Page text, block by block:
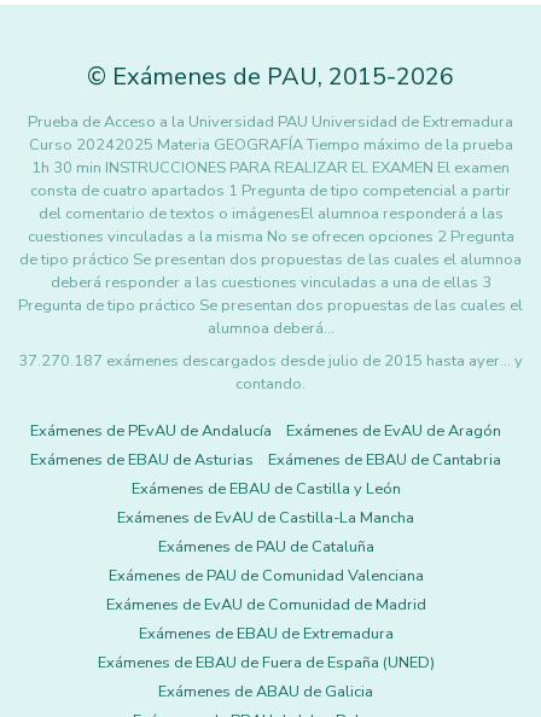
© Exámenes de PAU, 2015-2026
Prueba de Acceso a la Universidad PAU Universidad de Extremadura
Curso 20242025 Materia GEOGRAFÍA Tiempo máximo de la prueba
1h 30 min INSTRUCCIONES PARA REALIZAR EL EXAMEN El examen
consta de cuatro apartados 1 Pregunta de tipo competencial a partir
del comentario de textos o imágenesEl alumnoa responderá a las
cuestiones vinculadas a la misma No se ofrecen opciones 2 Pregunta
de tipo práctico Se presentan dos propuestas de las cuales el alumnoa
deberá responder a las cuestiones vinculadas a una de ellas 3
Pregunta de tipo práctico Se presentan dos propuestas de las cuales el
alumnoa deberá…
37.270.187 exámenes descargados desde julio de 2015 hasta ayer... y
contando.
Exámenes de PEvAU de Andalucía
Exámenes de EvAU de Aragón
Exámenes de EBAU de Asturias
Exámenes de EBAU de Cantabria
Exámenes de EBAU de Castilla y León
Exámenes de EvAU de Castilla-La Mancha
Exámenes de PAU de Cataluña
Exámenes de PAU de Comunidad Valenciana
Exámenes de EvAU de Comunidad de Madrid
Exámenes de EBAU de Extremadura
Exámenes de EBAU de Fuera de España (UNED)
Exámenes de ABAU de Galicia